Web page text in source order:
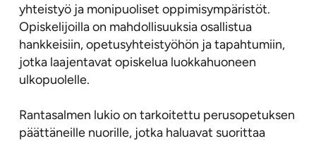
yhteistyö ja monipuoliset oppimisympäristöt.
Opiskelijoilla on mahdollisuuksia osallistua
hankkeisiin, opetusyhteistyöhön ja tapahtumiin,
jotka laajentavat opiskelua luokkahuoneen
ulkopuolelle.
Rantasalmen lukio on tarkoitettu perusopetuksen
päättäneille nuorille, jotka haluavat suorittaa